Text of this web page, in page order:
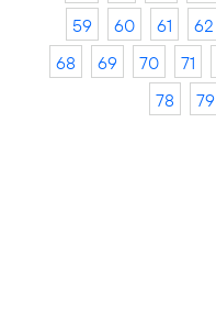
59
60 61 62
68
69 70 71
78
79